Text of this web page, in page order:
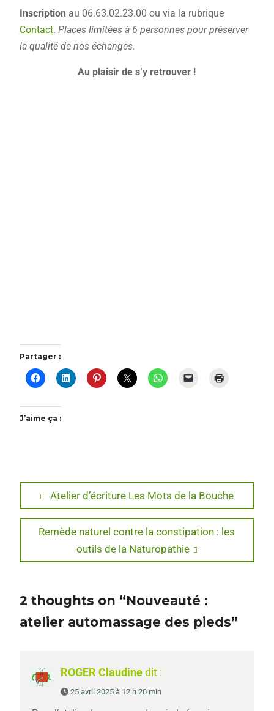
Inscription au 06.63.02.23.00 ou via la rubrique
Contact. Places limitées à 6 personnes pour préserver
la qualité de nos échanges.
Au plaisir de s’y retrouver !
Partager :
J’aime ça :
Navigation
de
l’article
Previous
post:
Atelier d’écriture Les Mots de la Bouche
Next
Remède naturel contre la constipation : les
outils de la Naturopathie
2 thoughts on “Nouveauté :
atelier automassage des pieds”
ROGER Claudine dit :
25 avril 2025 à 12 h 20 min